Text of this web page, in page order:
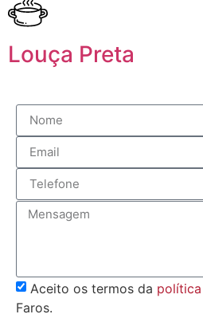
Louça Preta
Aceito os termos da
Faros.